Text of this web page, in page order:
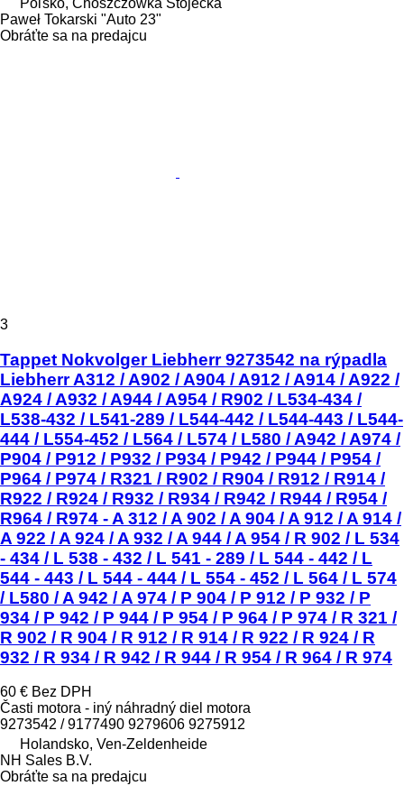
Paweł Tokarski "Auto 23"
Obráťte sa na predajcu
3
Tappet Nokvolger Liebherr 9273542 na rýpadla
Liebherr A312 / A902 / A904 / A912 / A914 / A922 /
A924 / A932 / A944 / A954 / R902 / L534-434 /
L538-432 / L541-289 / L544-442 / L544-443 / L544-
444 / L554-452 / L564 / L574 / L580 / A942 / A974 /
P904 / P912 / P932 / P934 / P942 / P944 / P954 /
P964 / P974 / R321 / R902 / R904 / R912 / R914 /
R922 / R924 / R932 / R934 / R942 / R944 / R954 /
R964 / R974 - A 312 / A 902 / A 904 / A 912 / A 914 /
A 922 / A 924 / A 932 / A 944 / A 954 / R 902 / L 534
- 434 / L 538 - 432 / L 541 - 289 / L 544 - 442 / L
544 - 443 / L 544 - 444 / L 554 - 452 / L 564 / L 574
/ L580 / A 942 / A 974 / P 904 / P 912 / P 932 / P
934 / P 942 / P 944 / P 954 / P 964 / P 974 / R 321 /
R 902 / R 904 / R 912 / R 914 / R 922 / R 924 / R
932 / R 934 / R 942 / R 944 / R 954 / R 964 / R 974
60 € Bez DPH
Časti motora - iný náhradný diel motora
9273542 / 9177490 9279606 9275912
Holandsko, Ven-Zeldenheide
NH Sales B.V.
Obráťte sa na predajcu